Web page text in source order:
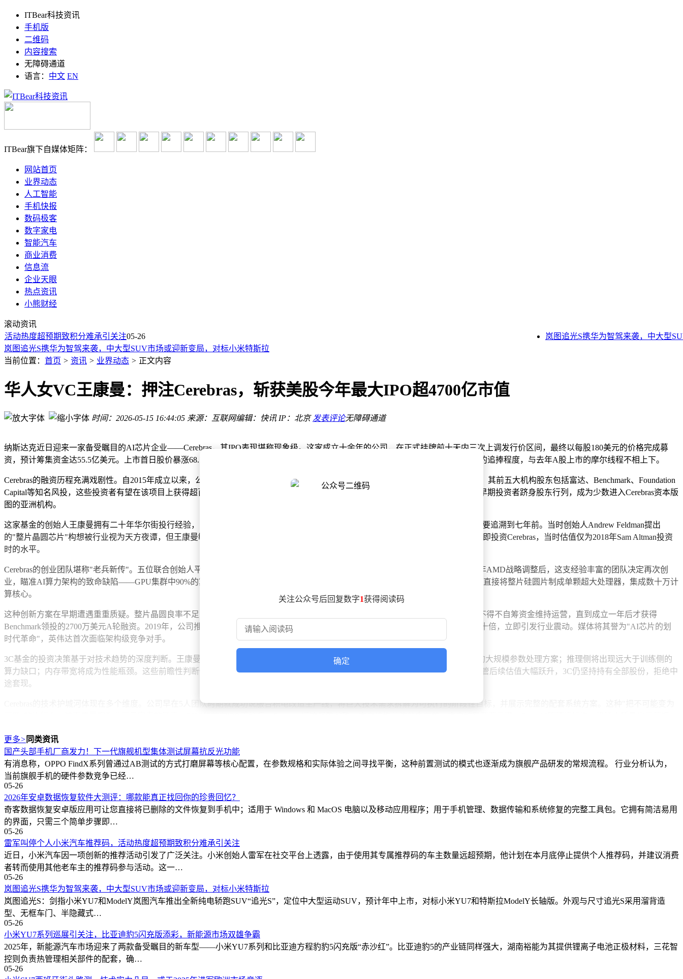
ITBear科技资讯
手机版
二维码
内容搜索
无障碍通道
语言： 中文 EN
ITBear旗下自媒体矩阵：
网站首页
业界动态
人工智能
手机快报
数码极客
数字家电
智能汽车
商业消费
信息流
企业天眼
热点资讯
小熊财经
滚动资讯
热度超预期致积分难承引关注05-26 岚图追光S携华为智驾来袭，中大型
董明珠谈女性职场：无需因性别示弱 成功源于坚持
2026年安卓数据恢复软件大测评：哪款能真正找回你的珍贵回忆？
雷军叫停个人小米汽车推荐码，活动热度超预期致积分难承引关注
岚图追光S携华为智驾来袭，中大型SUV市场或迎新变局，对标小米特斯拉
小米YU7系列巡展引关注，比亚迪豹5闪充版添彩，新能源市场双雄争霸
讯飞三款智能办公本深度评测：Air2Pro会议无忧、起点阅读助力学习、X3Pro团队协作更高效
智能汽车ETF富国（515250）5月25日收涨1.05%，规模份额双降年内表现如何？
“稚晖君”彭志辉正式出任上纬新材董事长
董明珠谈女性职场：无需因性别示弱 成功源于坚持
当前位置： 首页 > 资讯 > 业界动态 > 正文内容
华人女VC王康曼：押注Cerebras，斩获美股今年最大IPO超4700亿市值
时间：2026-05-15 16:44:05 来源：互联网编辑：快讯 IP：北京 发表评论无障碍通道
纳斯达克近日迎来一家备受瞩目的AI芯片企业——Cerebras，其IPO表现堪称现象级。这家成立十余年的公司，在正式挂牌前十天内三次上调发行价区间，最终以每股180美元的价格完成募
资，预计筹集资金达55.5亿美元。上市首日股价暴涨68.15%，市值突破700亿美元，成为今年美股规模最大的IPO项目。市场对Cerebras的追捧程度，与去年A股上市的摩尔线程不相上下。
Cerebras的融资历程充满戏剧性。自2015年成立以来，公司累计获得47亿美元融资，其中近八成资金是在过去一年内到位。招股书显示，其前五大机构股东包括富达、Benchmark、Foundation
Capital等知名风投，这些投资者有望在该项目上获得超百倍回报。值得注意的是，一支由华人背景的3C AGI Partners管理的基金，作为早期投资者跻身股东行列，成为少数进入Cerebras资本版
图的亚洲机构。
这家基金的创始人王康曼拥有二十年华尔街投行经验，曾主导商汤科技从B轮到IPO的全流程融资。她透露，与Cerebras团队的初次接触要追溯到七年前。当时创始人Andrew Feldman提出
的"整片晶圆芯片"构想被行业视为天方夜谭，但王康曼敏锐捕捉到其技术逻辑的颠覆性。经过多年跟踪观察，她在2023年创立基金后立即投资Cerebras，当时估值仅为2018年Sam Altman投资
时的水平。
Cerebras的创业团队堪称"老兵新传"。五位联合创始人平均年龄57岁，此前共同创立的SeaMicro公司曾以3.34亿美元被AMD收购。2015年AMD战略调整后，这支经验丰富的团队决定再次创
业，瞄准AI算力架构的致命缺陷——GPU集群中90%的算力消耗在数据传输环节。他们选择了一条极具挑战的技术路径：不切割晶圆，直接将整片硅圆片制成单颗超大处理器，集成数十万计
算核心。
这种创新方案在早期遭遇重重质疑。整片晶圆良率不足1%、散热难题、设计复杂度等挑战，使得资本市场长期持观望态度。创始团队不得不自筹资金维持运营，直到成立一年后才获得
Benchmark领投的2700万美元A轮融资。2019年，公司推出首款WSE-1芯片，其算力超越整个英伟达GPU集群，推理速度达到A100的数十倍，立即引发行业震动。媒体将其誉为"AI芯片的划
时代革命"，英伟达首次面临架构级竞争对手。
3C基金的投资决策基于对技术趋势的深度判断。王康曼指出，在基础大模型诞生前，团队就形成三个核心认知：行业需要替代英伟达的大规模参数处理方案；推理侧将出现远大于训练侧的
算力缺口；内存带宽将成为性能瓶颈。这些前瞻性判断使3C在Cerebras估值合理时完成布局，如今正享受认知差被市场验证的红利。尽管后续估值大幅跃升，3C仍坚持持有全部股份，拒绝中
途套现。
Cerebras的技术护城河体现在多个维度。公司早在5人团队时期就成功说服台积电改造生产线，将巨大技术需求拆解为可执行的阶段性目标，并展示完整的配套系统方案。这种"把不可能变为
3C基金的业绩表现引人注目。其首支基金海外项目已实现19倍的现金回报倍数，Cerebras项目贡献显著。基金采用"哑铃型"投资策略：要么在极早期切入定义品类的公司，要么在成熟期加仓
确定性资产，刻意避开中间定价不友好的阶段。这种策略帮助其捕获Groq（被英伟达收购）、Starcloud（太空数据中心领域估值超22亿美元）等明星项目。目前二期基金已完成超募，规模约
1亿美元，LP包括家族办公室、产业资本及英伟达高管等长期投资者。
在硬科技投资领域，3C形成独特的方法论。王康曼强调，年轻创始人的演化能力比现有商业模式更重要，优秀团队会随行业变化不断调整方向。她坦言曾因低估数据标注行业的AI属性而错
过Scale AI，这个教训强化了团队对创始人潜力的判断标准。当前基金专注AI底层技术投资，通过结构化流程筛选潜在标的，在细分领域持续捕捉"未来的Cerebras"。
关注公众号后回复数字1获得阅读码
确定
更多> 同类资讯
国产头部手机厂商发力！下一代旗舰机型集体测试屏幕抗反光功能
有消息称，OPPO FindX系列曾通过AB测试的方式打磨屏幕等核心配置，在参数规格和实际体验之间寻找平衡，这种前置测试的模式也逐渐成为旗舰产品研发的常规流程。 行业分析认为，
当前旗舰手机的硬件参数竞争已经…
05-26
2026年安卓数据恢复软件大测评：哪款能真正找回你的珍贵回忆？
奇客数据恢复安卓版应用可让您直接将已删除的文件恢复到手机中；适用于 Windows 和 MacOS 电脑以及移动应用程序；用于手机管理、数据传输和系统修复的完整工具包。它拥有简洁易用
的界面，只需三个简单步骤即…
05-26
雷军叫停个人小米汽车推荐码，活动热度超预期致积分难承引关注
近日，小米汽车因一项创新的推荐活动引发了广泛关注。小米创始人雷军在社交平台上透露，由于使用其专属推荐码的车主数量远超预期，他计划在本月底停止提供个人推荐码，并建议消费
者转而使用其他老车主的推荐码参与活动。这一…
05-26
岚图追光S携华为智驾来袭，中大型SUV市场或迎新变局，对标小米特斯拉
岚图追光S：剑指小米YU7和ModelY岚图汽车推出全新纯电轿跑SUV“追光S”，定位中大型运动SUV，预计年中上市，对标小米YU7和特斯拉ModelY长轴版。外观与尺寸追光S采用溜背造
型、无框车门、半隐藏式…
05-26
小米YU7系列巡展引关注，比亚迪豹5闪充版添彩，新能源市场双雄争霸
2025年，新能源汽车市场迎来了两款备受瞩目的新车型——小米YU7系列和比亚迪方程豹豹5闪充版“赤沙红”。比亚迪豹5的产业链同样强大，湖南裕能为其提供锂离子电池正极材料，三花智
控则负责热管理相关部件的配套，确…
05-26